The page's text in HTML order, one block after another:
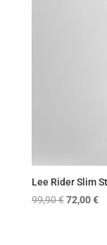
Lee Rider Slim
99,90€ Original
72,00€Η